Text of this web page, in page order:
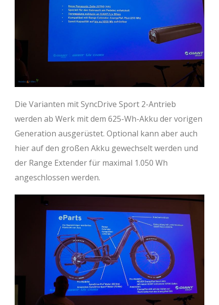
Die Varianten mit SyncDrive Sport 2-Antrieb
werden ab Werk mit dem 625-Wh-Akku der vorigen
Generation ausgerüstet. Optional kann aber auch
hier auf den großen Akku gewechselt werden und
der Range Extender für maximal 1.050 Wh
angeschlossen werden.